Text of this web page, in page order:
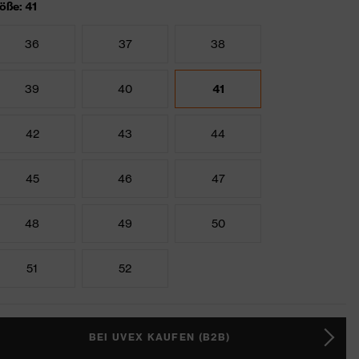
41
36 37 38
39 40 41
42 43 44
45 46 47
48 49 50
51 52
BEI UVEX KAUFEN (B2B)